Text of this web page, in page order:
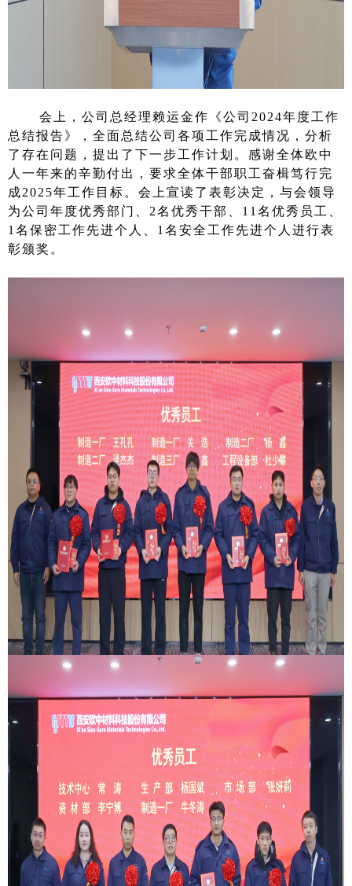
会上，公司总经理赖运金作《公司2024年度工作
总结报告》，全面总结公司各项工作完成情况，分析
了存在问题，提出了下一步工作计划。感谢全体欧中
人一年来的辛勤付出，要求全体干部职工奋楫笃行完
成2025年工作目标。会上宣读了表彰决定，与会领导
为公司年度优秀部门、2名优秀干部、11名优秀员工、
1名保密工作先进个人、1名安全工作先进个人进行表
彰颁奖。